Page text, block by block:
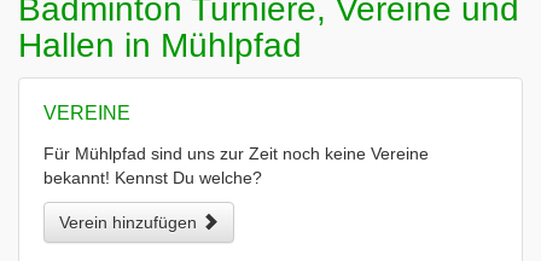
Badminton Turniere, Vereine und
Hallen in Mühlpfad
VEREINE
Für Mühlpfad sind uns zur Zeit noch keine Vereine
bekannt! Kennst Du welche?
Verein hinzufügen